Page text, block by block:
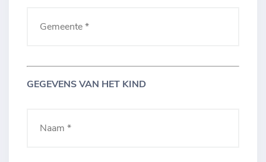
GEGEVENS VAN HET KIND